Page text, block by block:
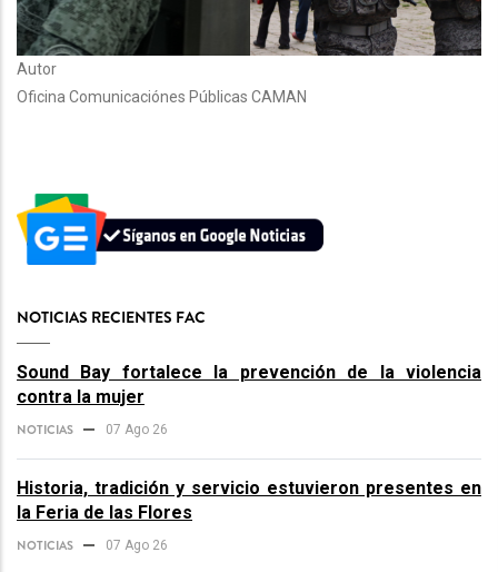
Autor
Oficina Comunicaciónes Públicas CAMAN
NOTICIAS RECIENTES FAC
Sound Bay fortalece la prevención de la violencia
contra la mujer
NOTICIAS 07 Ago 26
Historia, tradición y servicio estuvieron presentes en
la Feria de las Flores
NOTICIAS 07 Ago 26